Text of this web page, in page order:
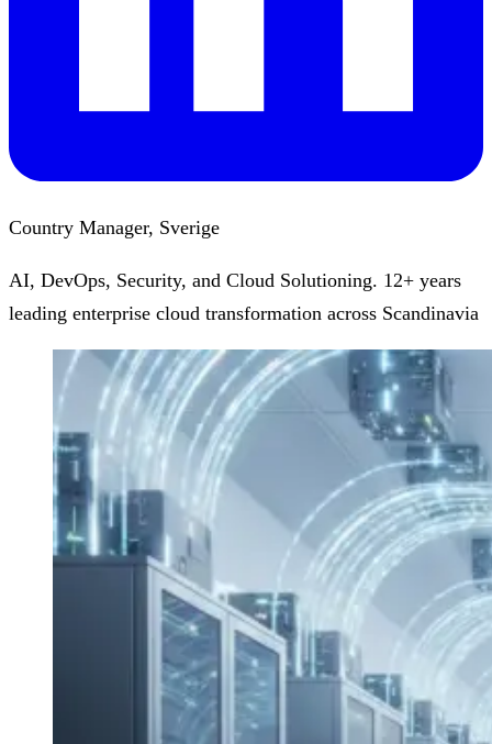
Country Manager, Sverige
AI, DevOps, Security, and Cloud Solutioning. 12+ years
leading enterprise cloud transformation across Scandinavia